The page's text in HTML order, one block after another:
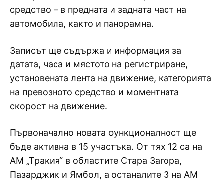
средство – в предната и задната част на
автомобила, както и панорамна.
Записът ще съдържа и информация за
датата, часа и мястото на регистриране,
установената лента на движение, категорията
на превозното средство и моментната
скорост на движение.
Първоначално новата функционалност ще
бъде активна в 15 участъка. От тях 12 са на
АМ „Тракия“ в областите Стара Загора,
Пазарджик и Ямбол, а останалите 3 на АМ